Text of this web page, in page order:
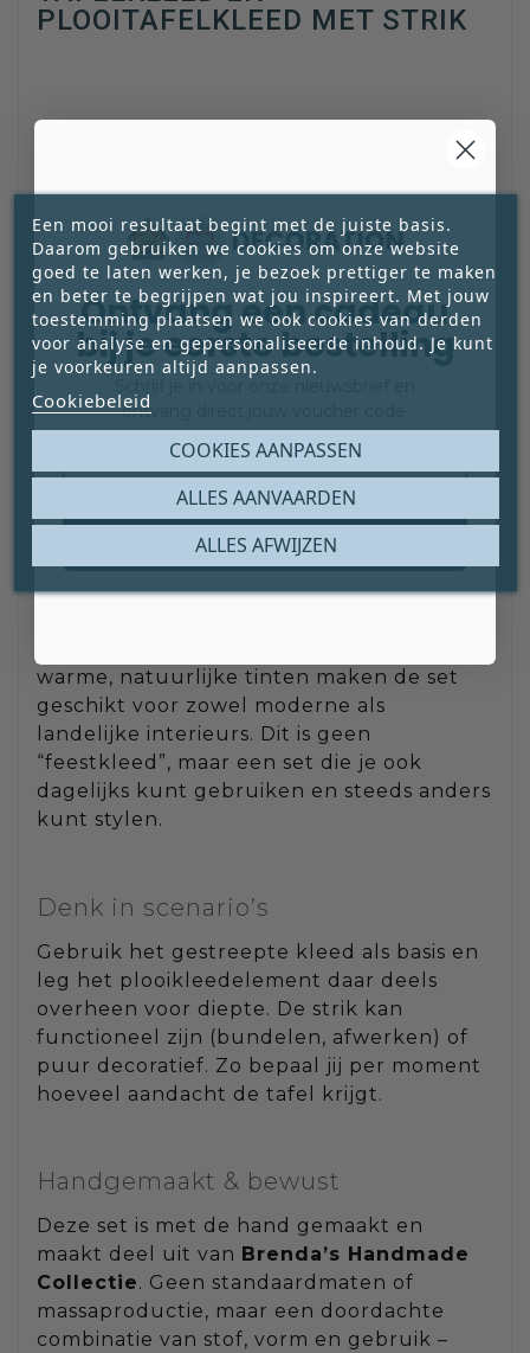
PLOOITAFELKLEED MET STRIK
Wat zit er in deze set
streeppatroon dat structuur brengt in je
tafelsetting.
– Plooitafelkleed : 100 × 100 cm
Afgewerkt met een speciaal lint dat
natuurlijke plooien creëert, voor
beweging en zachtheid.
–Decoratieve strik
Gemaakt van dezelfde stof en bedoeld als
verbindend accent: op tafel, om servetten
of als decoratief detail elders in huis.
Materiaal & uitstraling
warme, natuurlijke tinten maken de set
geschikt voor zowel moderne als
landelijke interieurs. Dit is geen
“feestkleed”, maar een set die je ook
dagelijks kunt gebruiken en steeds anders
kunt stylen.
Denk in scenario’s
Gebruik het gestreepte kleed als basis en
leg het plooikleedelement daar deels
overheen voor diepte. De strik kan
functioneel zijn (bundelen, afwerken) of
puur decoratief. Zo bepaal jij per moment
hoeveel aandacht de tafel krijgt.
Handgemaakt & bewust
Deze set is met de hand gemaakt en
maakt deel uit van Brenda’s Handmade
Collectie. Geen standaardmaten of
massaproductie, maar een doordachte
combinatie van stof, vorm en gebruik –
Een mooi resultaat begint met de juiste basis.
Daarom gebruiken we cookies om onze website
goed te laten werken, je bezoek prettiger te maken
en beter te begrijpen wat jou inspireert. Met jouw
toestemming plaatsen we ook cookies van derden
voor analyse en gepersonaliseerde inhoud. Je kunt
je voorkeuren altijd aanpassen.
Cookiebeleid
COOKIES AANPASSEN
ALLES AFWIJZEN
ALLES AANVAARDEN
Ontvang een cadeau
bij je eerste bestelling
ontvang direct jouw voucher code.
Claim mijn gratis cadeau